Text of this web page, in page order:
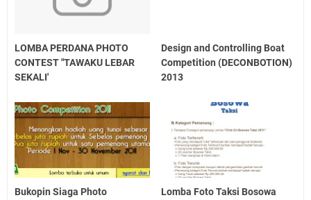
LOMBA PERDANA PHOTO
CONTEST "TAWAKU LEBAR
SEKALI'
Design and Controlling Boat
Competition (DECONBOTION)
2013
Bukopin Siaga Photo
Lomba Foto Taksi Bosowa